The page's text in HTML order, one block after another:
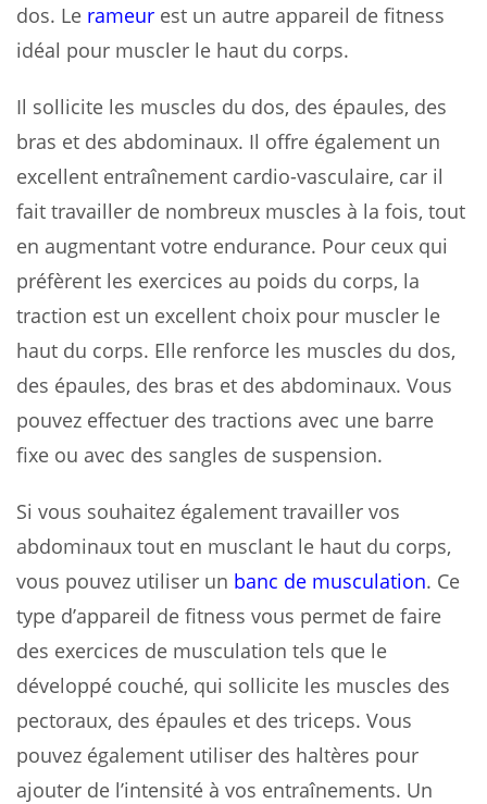
dos. Le rameur est un autre appareil de fitness
idéal pour muscler le haut du corps.
Il sollicite les muscles du dos, des épaules, des
bras et des abdominaux. Il offre également un
excellent entraînement cardio-vasculaire, car il
fait travailler de nombreux muscles à la fois, tout
en augmentant votre endurance. Pour ceux qui
préfèrent les exercices au poids du corps, la
traction est un excellent choix pour muscler le
haut du corps. Elle renforce les muscles du dos,
des épaules, des bras et des abdominaux. Vous
pouvez effectuer des tractions avec une barre
fixe ou avec des sangles de suspension.
Si vous souhaitez également travailler vos
abdominaux tout en musclant le haut du corps,
vous pouvez utiliser un banc de musculation. Ce
type d’appareil de fitness vous permet de faire
des exercices de musculation tels que le
développé couché, qui sollicite les muscles des
pectoraux, des épaules et des triceps. Vous
pouvez également utiliser des haltères pour
ajouter de l’intensité à vos entraînements. Un